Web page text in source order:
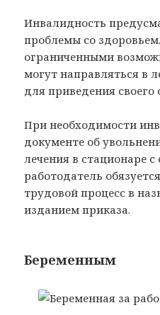
Инвалидность
проблемы со
ограниченными
могут направляться в
для приведения своего
При необходимости
документе об
лечения в стационаре
работодатель
трудовой процесс в
изданием приказа.
Беременным